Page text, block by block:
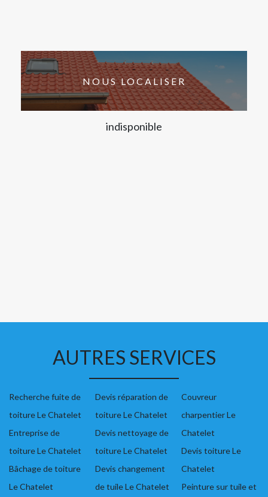
NOUS LOCALISER
indisponible
AUTRES SERVICES
Recherche fuite de
toiture Le Chatelet
Entreprise de
toiture Le Chatelet
Bâchage de toiture
Le Chatelet
Devis réparation de
toiture Le Chatelet
Devis nettoyage de
toiture Le Chatelet
Devis changement
de tuile Le Chatelet
Couvreur
charpentier Le
Chatelet
Devis toiture Le
Chatelet
Peinture sur tuile et